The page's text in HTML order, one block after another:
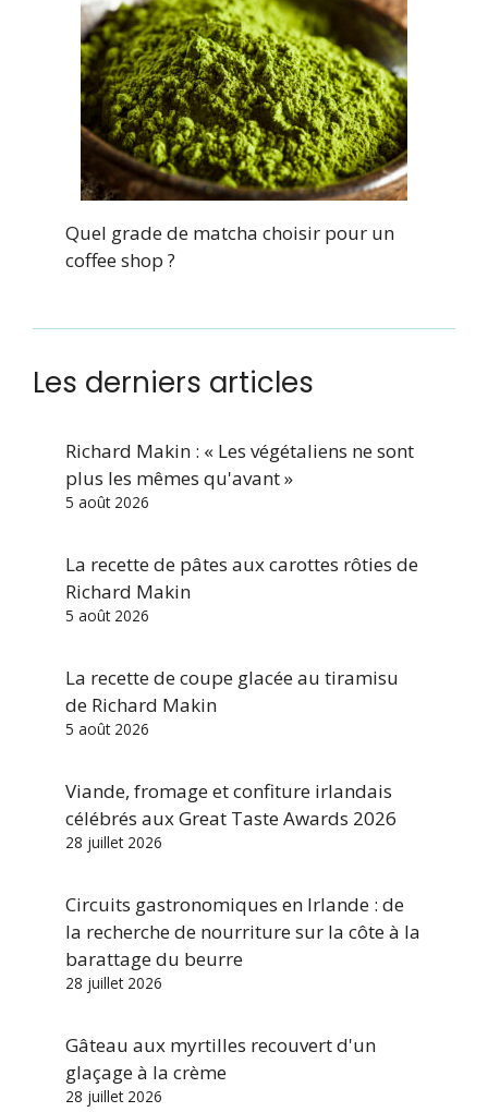
Quel grade de matcha choisir pour un
coffee shop ?
Les derniers articles
Richard Makin : « Les végétaliens ne sont
plus les mêmes qu'avant »
5 août 2026
La recette de pâtes aux carottes rôties de
Richard Makin
5 août 2026
La recette de coupe glacée au tiramisu
de Richard Makin
5 août 2026
Viande, fromage et confiture irlandais
célébrés aux Great Taste Awards 2026
28 juillet 2026
Circuits gastronomiques en Irlande : de
la recherche de nourriture sur la côte à la
barattage du beurre
28 juillet 2026
Gâteau aux myrtilles recouvert d'un
glaçage à la crème
28 juillet 2026